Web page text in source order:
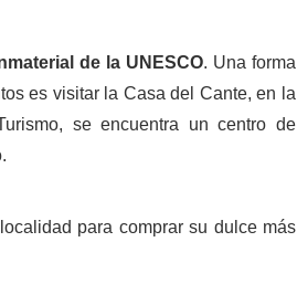
de la UNESCO. Una forma
es visitar la Casa del Cante, en la
se encuentra un centro de
para comprar su dulce más